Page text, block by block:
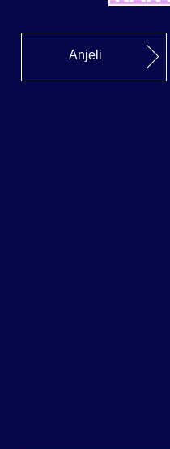
Anjeli